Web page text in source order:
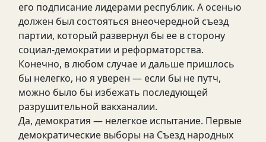
его подписание лидерами республик. А осенью
должен был состояться внеочередной съезд
партии, который развернул бы ее в сторону
социал-демократии и реформаторства.
Конечно, в любом случае и дальше пришлось
бы нелегко, но я уверен — если бы не путч,
можно было бы избежать последующей
разрушительной вакханалии.
Да, демократия — нелегкое испытание. Первые
демократические выборы на Съезд народных